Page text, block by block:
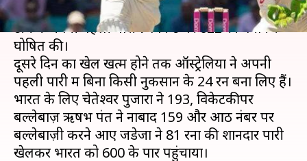
भारत-ऑस्ट्रेलिया के बीच जारी चौथे टेस्ट मैच में भारतीय
टीम ने अपनी पहली पारी 7 विकेट पर 622 रन बनाकर
घोषित की।
दूसरे दिन का खेल खत्म होने तक ऑस्ट्रेलिया ने अपनी
पहली पारी में बिना किसी नुकसान के 24 रन बना लिए हैं।
भारत के लिए चेतेश्वर पुजारा ने 193, विकेटकीपर
बल्लेबाज़ ऋषभ पंत ने नाबाद 159 और आठ नंबर पर
बल्लेबाज़ी करने आए जडेजा ने 81 रनों की शानदार पारी